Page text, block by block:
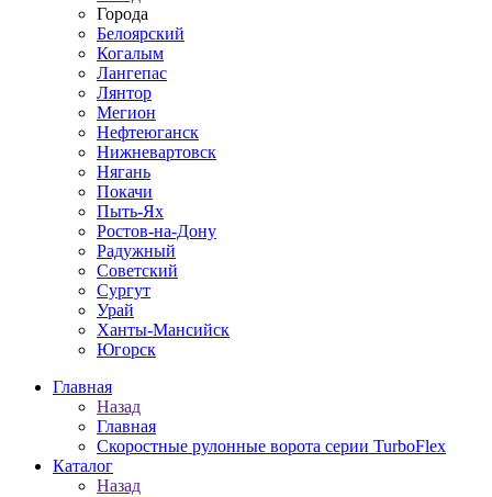
Города
Белоярский
Когалым
Лангепас
Лянтор
Мегион
Нефтеюганск
Нижневартовск
Нягань
Покачи
Пыть-Ях
Рoстов-на-Дону
Радужный
Советский
Сургут
Урай
Ханты-Мансийск
Югорск
Главная
Назад
Главная
Скоростные рулонные ворота серии TurboFlex
Каталог
Назад